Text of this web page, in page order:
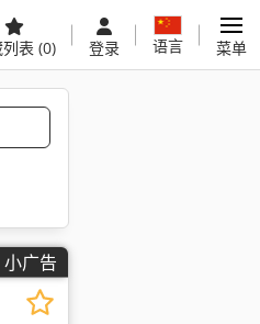
表 (0) 登录 语言 菜单
小广告